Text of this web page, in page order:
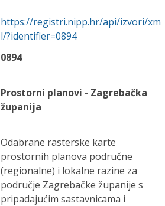
https://registri.nipp.hr/api/izvori/xm
l/?identifier=0894
0894
Prostorni planovi - Zagrebačka
županija
Odabrane rasterske karte
prostornih planova područne
(regionalne) i lokalne razine za
područje Zagrebačke županije s
pripadajućim sastavnicama i